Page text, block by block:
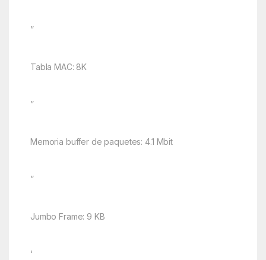
”
Tabla MAC: 8K
”
Memoria buffer de paquetes: 4.1 Mbit
”
Jumbo Frame: 9 KB
‘